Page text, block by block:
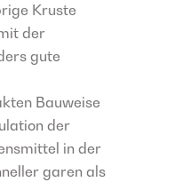
Kruste
der
gute
Bauweise
der
in der
garen als